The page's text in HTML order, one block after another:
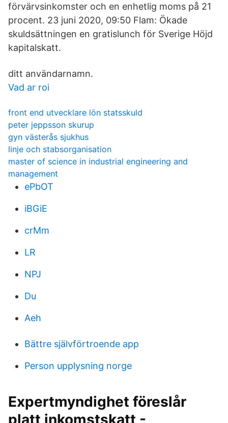
förvärvsinkomster och en enhetlig moms på 21
procent. 23 juni 2020, 09:50 Flam: Ökade
skuldsättningen en gratislunch för Sverige Höjd
kapitalskatt.
ditt användarnamn.
Vad ar roi
front end utvecklare lön statsskuld
peter jeppsson skurup
gyn västerås sjukhus
linje och stabsorganisation
master of science in industrial engineering and
management
ePbOT
iBGiE
crMm
LR
NPJ
Du
Aeh
Bättre självförtroende app
Person upplysning norge
Expertmyndighet föreslår
platt inkomstskatt -